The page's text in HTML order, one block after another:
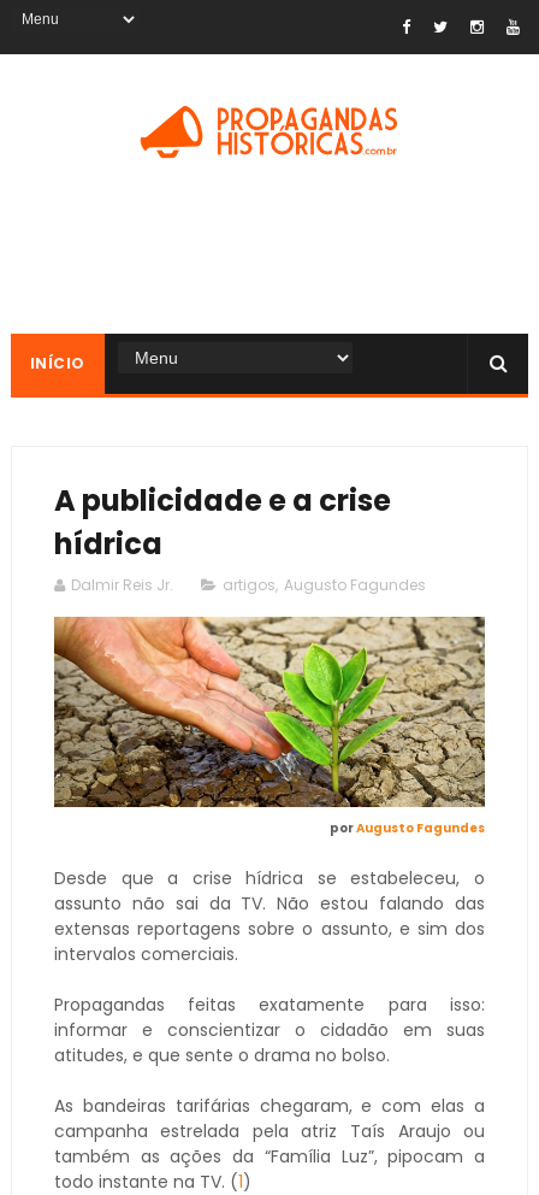
INÍCIO
A publicidade e a crise
hídrica
Dalmir Reis Jr. artigos, Augusto Fagundes
porAugusto Fagundes
Desde que a crise hídrica se estabeleceu, o
assunto não sai da TV. Não estou falando das
extensas reportagens sobre o assunto, e sim dos
intervalos comerciais.
Propagandas feitas exatamente para isso:
informar e conscientizar o cidadão em suas
atitudes, e que sente o drama no bolso.
As bandeiras tarifárias chegaram, e com elas a
campanha estrelada pela atriz Taís Araujo ou
também as ações da “Família Luz”, pipocam a
todo instante na TV. (1)